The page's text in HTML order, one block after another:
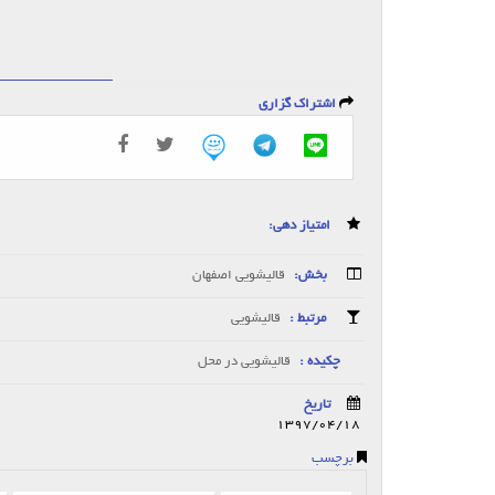
اشتراک گزاری
امتیاز دهی:
بخش: قالیشویی اصفهان
مرتبط : قالیشویی
چکیده : قالیشویی در محل
تاریخ
1397/04/18
برچسب